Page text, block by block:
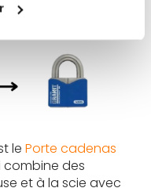
le Porte cadenas
combine des
et à la scie avec